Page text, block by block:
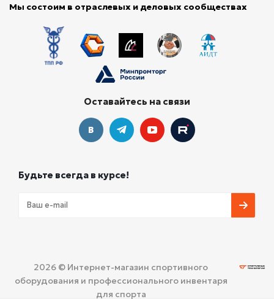
Мы состоим в отраслевых и деловых сообществах
Оставайтесь на связи
Будьте всегда в курсе!
2026 © Интернет-магазин спортивного
оборудования и профессионального инвентаря
для спорта